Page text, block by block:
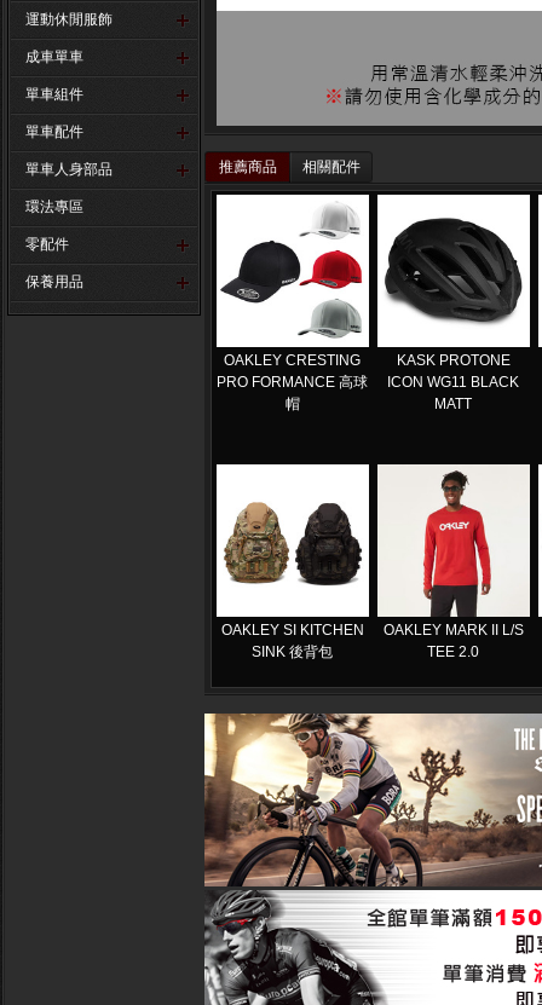
運動休閒服飾
成車單車
單車組件
單車配件
單車人身部品
環法專區
零配件
保養用品
推薦商品 相關配件
OAKLEY CRESTING
PRO FORMANCE 高球
帽
KASK PROTONE
ICON WG11 BLACK
MATT
OAKLEY SI KITCHEN
SINK 後背包
OAKLEY MARK II L/S
TEE 2.0